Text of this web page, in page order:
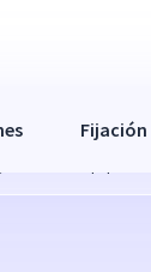
Fijación
de equipos